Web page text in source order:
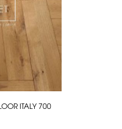
ITALY 700